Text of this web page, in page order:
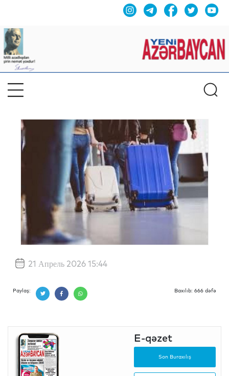
21 Апрель 2026 15:44
Paylaş: Baxılıb: 666 dəfə
E-qəzet
Son Buraxılış